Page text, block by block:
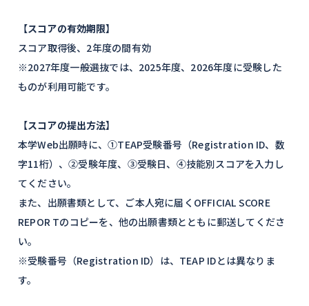
【スコアの有効期限】
スコア取得後、2年度の間有効
※2027年度一般選抜では、2025年度、2026年度に受験した
ものが利用可能です。
【スコアの提出方法】
本学Web出願時に、①TEAP受験番号（Registration ID、数
字11桁）、②受験年度、③受験日、④技能別スコアを入力し
てください。
また、出願書類として、ご本人宛に届くOFFICIAL SCORE
REPOR Tのコピーを、他の出願書類とともに郵送してくださ
い。
※受験番号（Registration ID）は、TEAP IDとは異なりま
す。